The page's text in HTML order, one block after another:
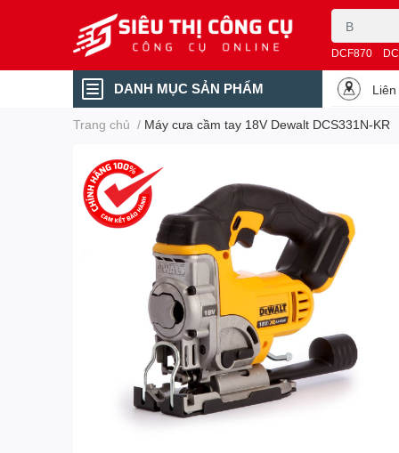
DCF870
DANH MỤC SẢN PHẨM
Trang chủ / Máy cưa cầm tay 18V Dewalt DCS331N-KR